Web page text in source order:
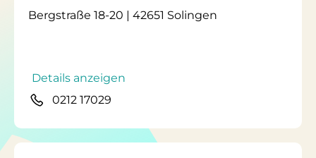
Bergstraße 18-20 | 42651 Solingen
Details anzeigen
0212 17029